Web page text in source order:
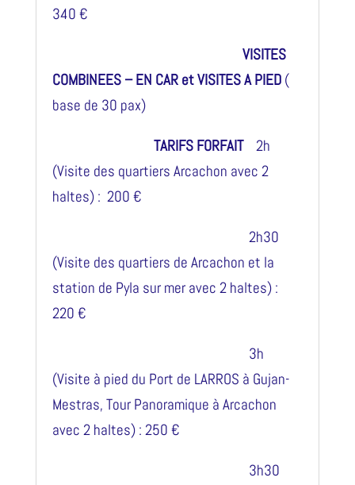
340 €
VISITES
COMBINEES – EN CAR et VISITES A PIED(
base de 30 pax)
TARIFS FORFAIT2h
(Visite des quartiers Arcachon avec 2
haltes) : 200 €
2h30
(Visite des quartiers de Arcachon et la
station de Pyla sur mer avec 2 haltes) :
220 €
3h
(Visite à pied du Port de LARROS à Gujan-
Mestras, Tour Panoramique à Arcachon
avec 2 haltes) : 250 €
3h30